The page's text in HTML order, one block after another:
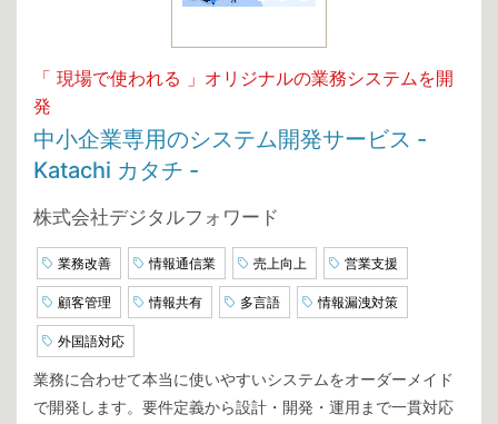
「 現場で使われる 」オリジナルの業務システムを開
発
中小企業専用のシステム開発サービス -
Katachi カタチ -
株式会社デジタルフォワード
業務改善 情報通信業 売上向上 営業支援
顧客管理 情報共有 多言語 情報漏洩対策
外国語対応
業務に合わせて本当に使いやすいシステムをオーダーメイド
で開発します。要件定義から設計・開発・運用まで一貫対応